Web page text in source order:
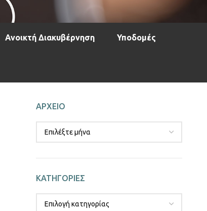
Ανοικτή Διακυβέρνηση Υποδομές
ΑΡΧΕΙΟ
ΚΑΤΗΓΟΡΙΕΣ